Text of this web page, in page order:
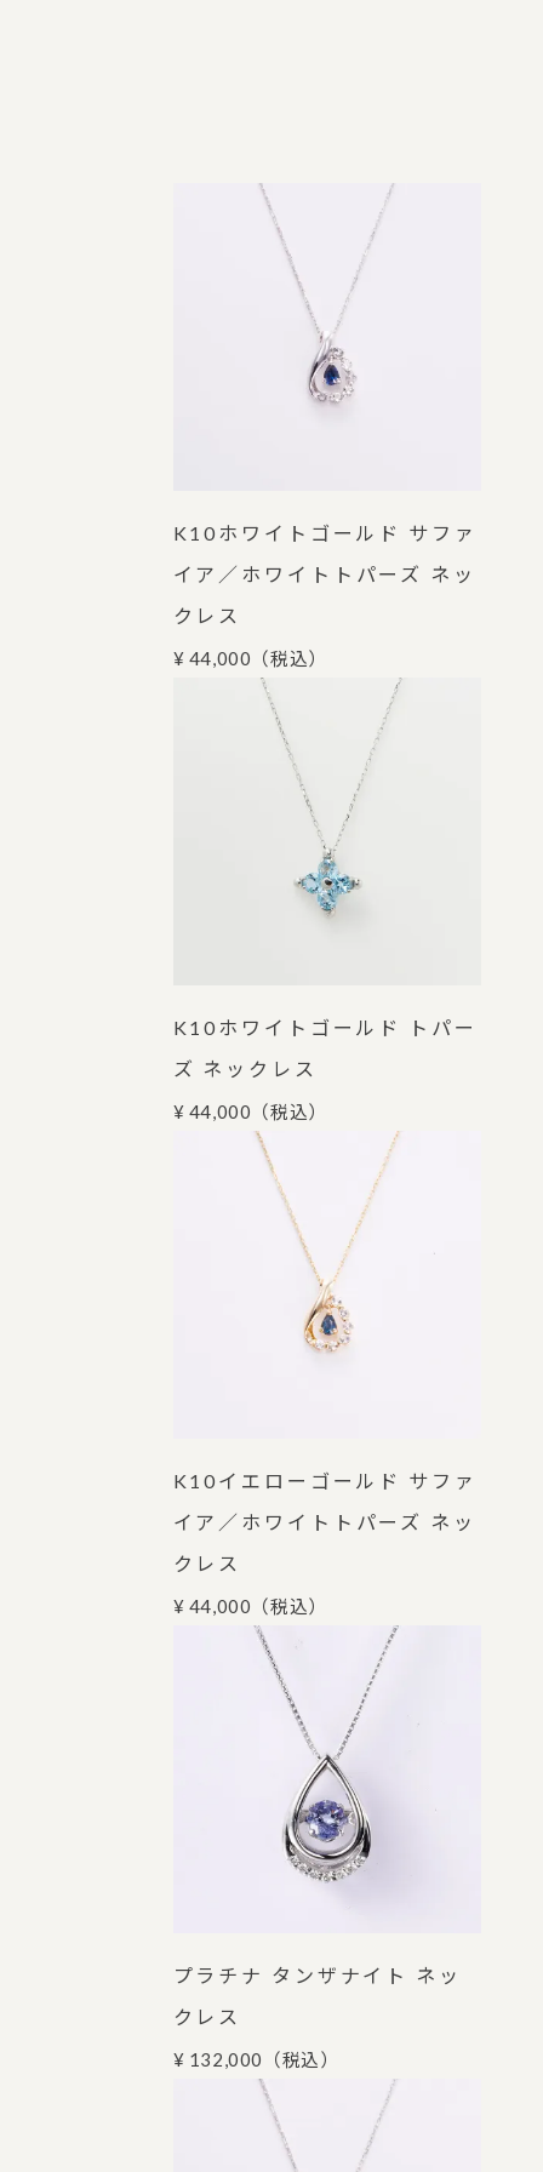
K10ホワイトゴールド サファ
イア／ホワイトトパーズ ネッ
クレス
¥ 44,000 （税込）
K10ホワイトゴールド トパー
ズ ネックレス
¥ 44,000 （税込）
K10イエローゴールド サファ
イア／ホワイトトパーズ ネッ
クレス
¥ 44,000 （税込）
プラチナ タンザナイト ネッ
クレス
¥ 132,000 （税込）